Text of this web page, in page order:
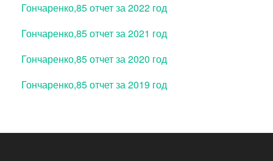
Гончаренко,85 отчет за 2022 год
Гончаренко,85 отчет за 2021 год
Гончаренко,85 отчет за 2020 год
Гончаренко,85 отчет за 2019 год